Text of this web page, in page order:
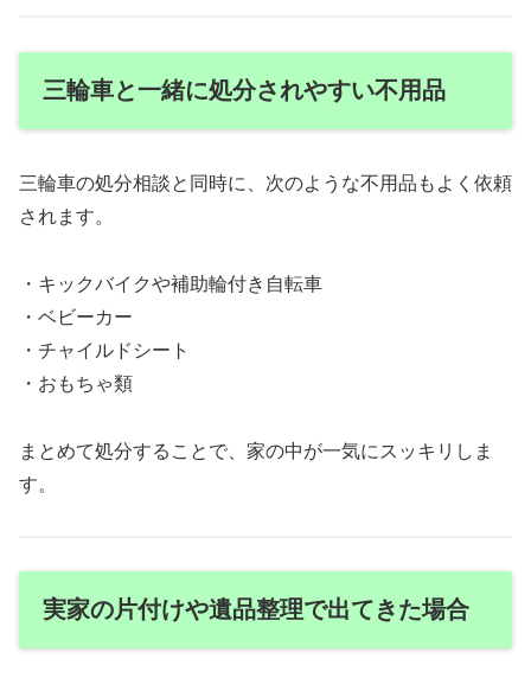
三輪車と一緒に処分されやすい不用品
三輪車の処分相談と同時に、次のような不用品もよく依頼
されます。
・キックバイクや補助輪付き自転車
・ベビーカー
・チャイルドシート
・おもちゃ類
まとめて処分することで、家の中が一気にスッキリしま
す。
実家の片付けや遺品整理で出てきた場合